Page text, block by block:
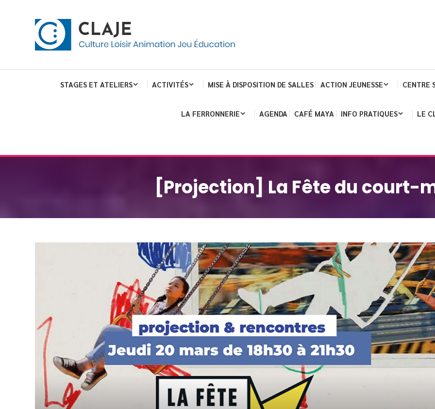
Claje
STAGES ET ATELIERS ACTIVITÉS MISE À DISPOSITION DE SALLES ACTION JEUNESSE CENTRE
LA FERRONNERIE AGENDA CAFÉ MAYA INFO PRATIQUES LE
[Projection] La Fête du court-